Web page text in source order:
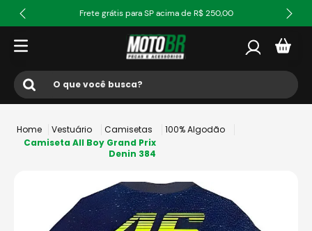
Frete grátis para SP acima de R$ 250,00
O que você busca?
1º ls2
fw3
Vestuário Camisetas
100% Algodão
Camiseta All Boy Grand Prix
Denin 384